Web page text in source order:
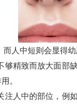
人中短则会显得
精致而放大面部
。
人中的部位，例